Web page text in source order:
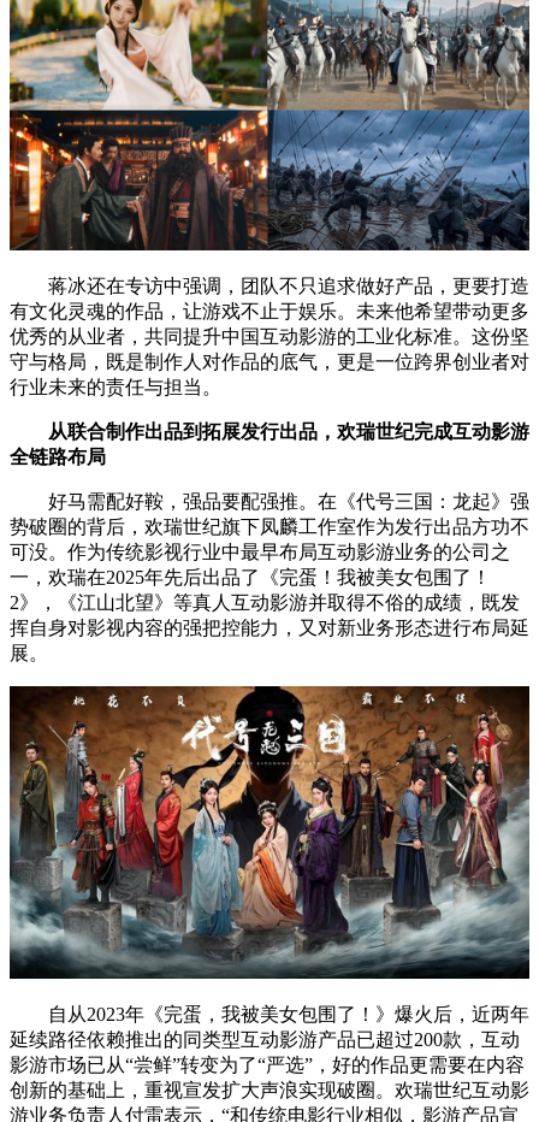
蒋冰还在专访中强调，团队不只追求做好产品，更要打造
有文化灵魂的作品，让游戏不止于娱乐。未来他希望带动更多
优秀的从业者，共同提升中国互动影游的工业化标准。这份坚
守与格局，既是制作人对作品的底气，更是一位跨界创业者对
行业未来的责任与担当。
从联合制作出品到拓展发行出品，欢瑞世纪完成互动影游
全链路布局
好马需配好鞍，强品要配强推。在《代号三国：龙起》强
势破圈的背后，欢瑞世纪旗下凤麟工作室作为发行出品方功不
可没。作为传统影视行业中最早布局互动影游业务的公司之
一，欢瑞在2025年先后出品了《完蛋！我被美女包围了！
2》，《江山北望》等真人互动影游并取得不俗的成绩，既发
挥自身对影视内容的强把控能力，又对新业务形态进行布局延
展。
自从2023年《完蛋，我被美女包围了！》爆火后，近两年
延续路径依赖推出的同类型互动影游产品已超过200款，互动
影游市场已从“尝鲜”转变为了“严选”，好的作品更需要在内容
创新的基础上，重视宣发扩大声浪实现破圈。欢瑞世纪互动影
游业务负责人付雷表示，“和传统电影行业相似，影游产品宣